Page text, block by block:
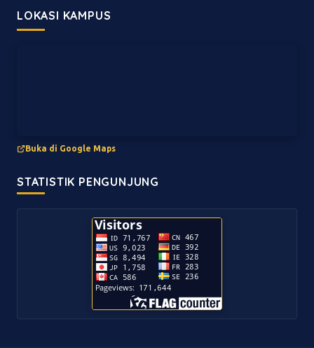
LOKASI KAMPUS
Buka di Google Maps
STATISTIK PENGUNJUNG